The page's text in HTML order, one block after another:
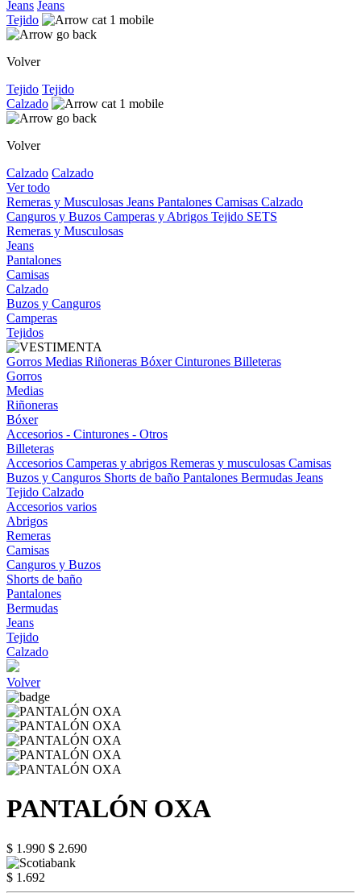
Jeans Jeans
Tejido
Volver
Tejido Tejido
Calzado
Volver
Calzado Calzado
Ver todo
Remeras y Musculosas Jeans Pantalones Camisas Calzado
Canguros y Buzos Camperas y Abrigos Tejido SETS
Remeras y Musculosas
Jeans
Pantalones
Camisas
Calzado
Buzos y Canguros
Camperas
Tejidos
Gorros Medias Riñoneras BóxerCinturones Billeteras
Gorros
Medias
Riñoneras
Bóxer
Accesorios - Cinturones - Otros
Billeteras
Accesorios Camperas y abrigos Remeras y musculosas Camisas
Buzos y Canguros Shorts de baño Pantalones Bermudas Jeans
Tejido Calzado
Accesorios varios
Abrigos
Remeras
Camisas
Canguros y Buzos
Shorts de baño
Pantalones
Bermudas
Jeans
Tejido
Calzado
Volver
PANTALÓN OXA
$ 1.990 $ 2.690
$ 1.692